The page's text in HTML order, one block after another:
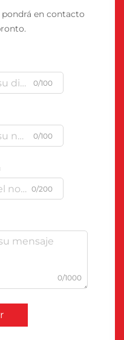
en contacto
0/100
0/100
0/200
0/1000